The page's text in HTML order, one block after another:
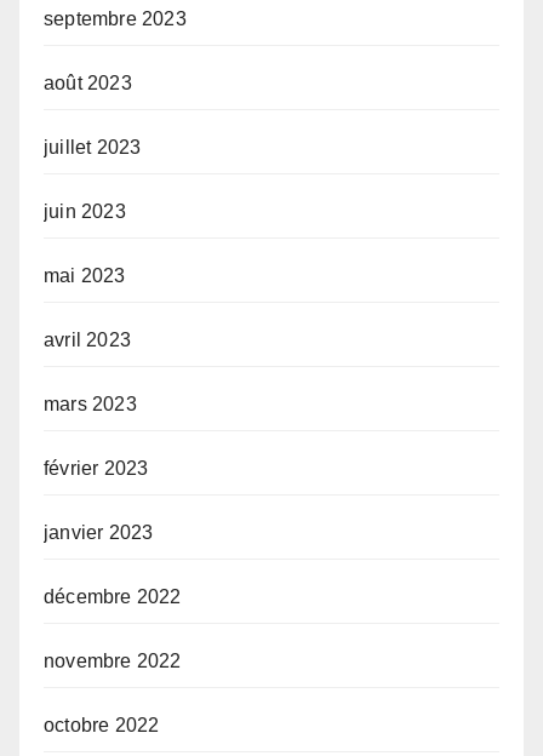
septembre 2023
août 2023
juillet 2023
juin 2023
mai 2023
avril 2023
mars 2023
février 2023
janvier 2023
décembre 2022
novembre 2022
octobre 2022